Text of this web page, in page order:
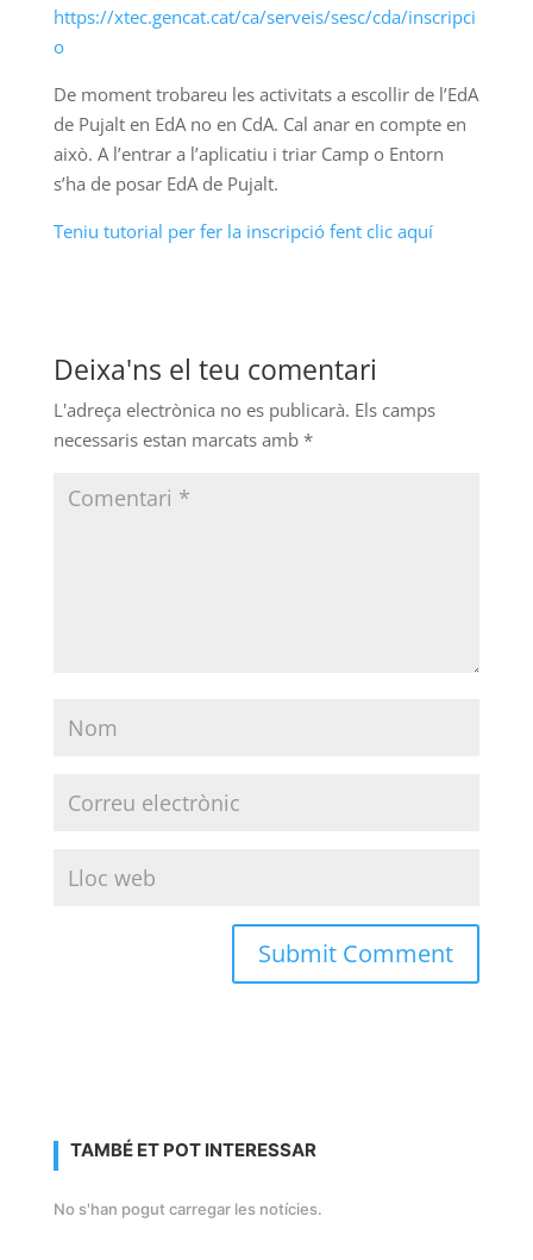
https://xtec.gencat.cat/ca/serveis/sesc/cda/inscripci
o
De moment trobareu les activitats a escollir de l’EdA
de Pujalt en EdA no en CdA. Cal anar en compte en
això. A l’entrar a l’aplicatiu i triar Camp o Entorn
s’ha de posar EdA de Pujalt.
Teniu tutorial per fer la inscripció fent clic aquí
Deixa'ns el teu comentari
L'adreça electrònica no es publicarà. Els camps
necessaris estan marcats amb *
TAMBÉ ET POT INTERESSAR
No s'han pogut carregar les notícies.